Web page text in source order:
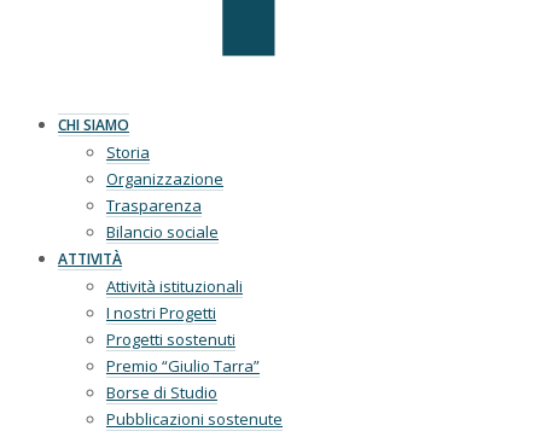
CHI SIAMO
Storia
Organizzazione
Trasparenza
Bilancio sociale
ATTIVITÀ
Attività istituzionali
I nostri Progetti
Progetti sostenuti
Premio “Giulio Tarra”
Borse di Studio
Pubblicazioni sostenute